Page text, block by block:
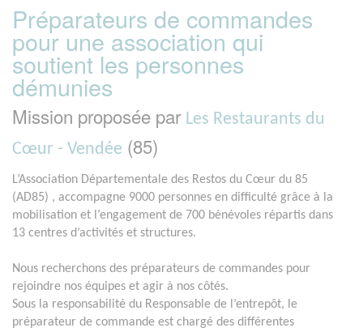
Préparateurs de commandes
pour une association qui
soutient les personnes
démunies
Mission proposée par Les Restaurants du
Cœur - Vendée (85)
L’Association Départementale des Restos du Cœur du 85
(AD85) , accompagne 9000 personnes en difficulté grâce à la
mobilisation et l’engagement de 700 bénévoles répartis dans
13 centres d’activités et structures.
Nous recherchons des préparateurs de commandes pour
rejoindre nos équipes et agir à nos côtés.
Sous la responsabilité du Responsable de l’entrepôt, le
préparateur de commande est chargé des différentes